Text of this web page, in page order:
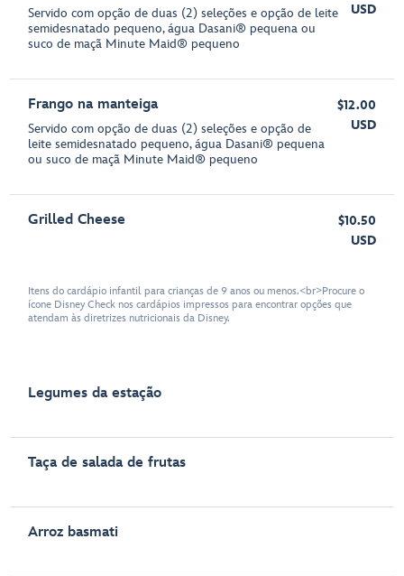
Servido com opção de duas (2) seleções e opção de leite
semidesnatado pequeno, água Dasani® pequena ou
suco de maçã Minute Maid® pequeno
USD
Frango na manteiga
Servido com opção de duas (2) seleções e opção de
leite semidesnatado pequeno, água Dasani® pequena
ou suco de maçã Minute Maid® pequeno
$12.00
USD
Grilled Cheese
$10.50
USD
Itens do cardápio infantil para crianças de 9 anos ou menos.<br>Procure o
ícone Disney Check nos cardápios impressos para encontrar opções que
atendam às diretrizes nutricionais da Disney.
Legumes da estação
Taça de salada de frutas
Arroz basmati